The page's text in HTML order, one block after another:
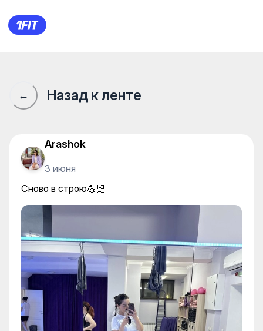
Сново в строю💪🏻
← Назад к ленте
Arashok
3 июня
Сново в строю💪🏻